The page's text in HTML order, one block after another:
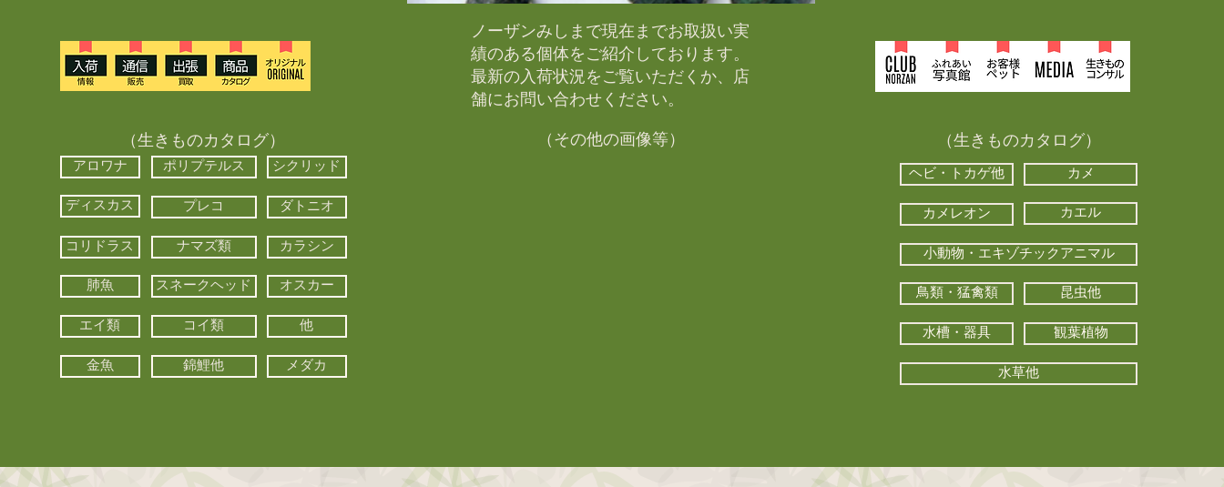
（生きものカタログ）
アロワナ ポリプテルス シクリッド
ディスカス プレコ ダトニオ
コリドラス ナマズ類 カラシン
肺魚 スネークヘッド オスカー
エイ類 コイ類 他
金魚 錦鯉他 メダカ
ノーザンみしまで現在までお取扱い実
績のある個体をご紹介しております。​
最新の入荷状況をご覧いただくか、店
舗にお問い合わせください。​
（その他の画像等） （生きものカタログ）
ヘビ・トカゲ他 カメ
カメレオン カエル
小動物・エキゾチックアニマル
鳥類・猛禽類 昆虫他
水槽・器具 観葉植物
水草他